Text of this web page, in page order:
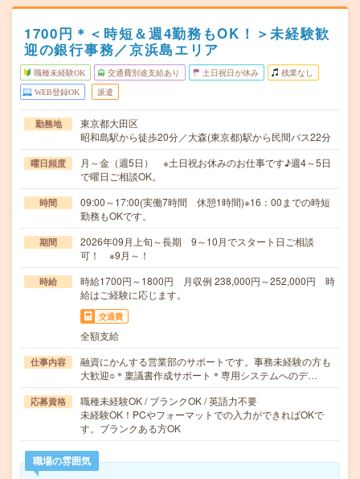
1700円＊＜時短＆週4勤務もOK！＞未経験歓
迎の銀行事務／京浜島エリア
職種未経験OK 交通費別途支給あり 土日祝日が休み 残業なし
WEB登録OK 派遣
勤務地
東京都大田区
昭和島駅から徒歩20分／大森(東京都)駅から民間バス22分
曜日頻度
月～金（週5日） ※土日祝お休みのお仕事です♪週4～5日
で曜日ご相談OK。
時間
09:00～17:00(実働7時間 休憩1時間)※16：00までの時短
勤務もOKです。
期間
2026年09月上旬～長期 9～10月でスタート日ご相談
可！ ※9月～！
時給
時給1700円～1800円 月収例 238,000円～252,000円 時
給はご経験に応じます。
交通費
全額支給
仕事内容
融資にかんする営業部のサポートです。事務未経験の方も
大歓迎○＊稟議書作成サポート＊専用システムへのデ…
応募資格
職種未経験OK / ブランクOK / 英語力不要
未経験OK！PCやフォーマットでの入力ができればOKで
す。ブランクある方OK
職場の雰囲気